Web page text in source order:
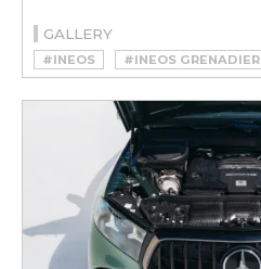
GALLERY
#INEOS #INEOS GRENADIER